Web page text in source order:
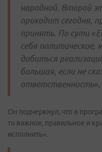
народной. Второй
проходит сегодня,
принять. По сути
себя политическое,
добиться
большая, если не
ответственность»,
Он подчеркнул, что в
то важное, правильное и
исполнить».